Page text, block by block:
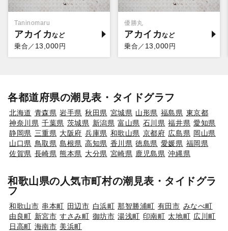
Taninomaru
アカイカ
乗合／ 13,000円
優勝丸
アカイカ
乗合／ 13,000円
各都道府県の潮見表・タイドグラフ
北海道 青森県 岩手県 秋田県 宮城県 山形県 福島県 東京都
神奈川県 千葉県 茨城県 新潟県 富山県 石川県 福井県 愛知県
静岡県 三重県 大阪府 兵庫県 和歌山県 京都府 広島県 岡山県
山口県 鳥取県 島根県 高知県 香川県 徳島県 愛媛県 福岡県
佐賀県 長崎県 熊本県 大分県 宮崎県 鹿児島県 沖縄県
和歌山県の人気市町村の潮見表・タイドグラ
フ
和歌山市 串本町 田辺市 白浜町 那智勝浦町 有田市 みなべ町
由良町 新宮市 すさみ町 御坊市 湯浅町 印南町 太地町 広川町
日高町 海南市 美浜町